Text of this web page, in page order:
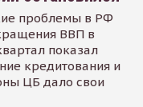
проблемы в РФ
ВВП в
показал
кредитования и
ЦБ дало свои